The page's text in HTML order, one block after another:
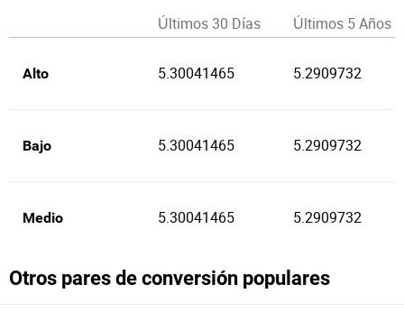
Últimos 30 Días Últimos 5 Años
Alto 5.30041465 5.2909732
Bajo 5.30041465 5.2909732
Medio 5.30041465 5.2909732
Otros pares de conversión populares